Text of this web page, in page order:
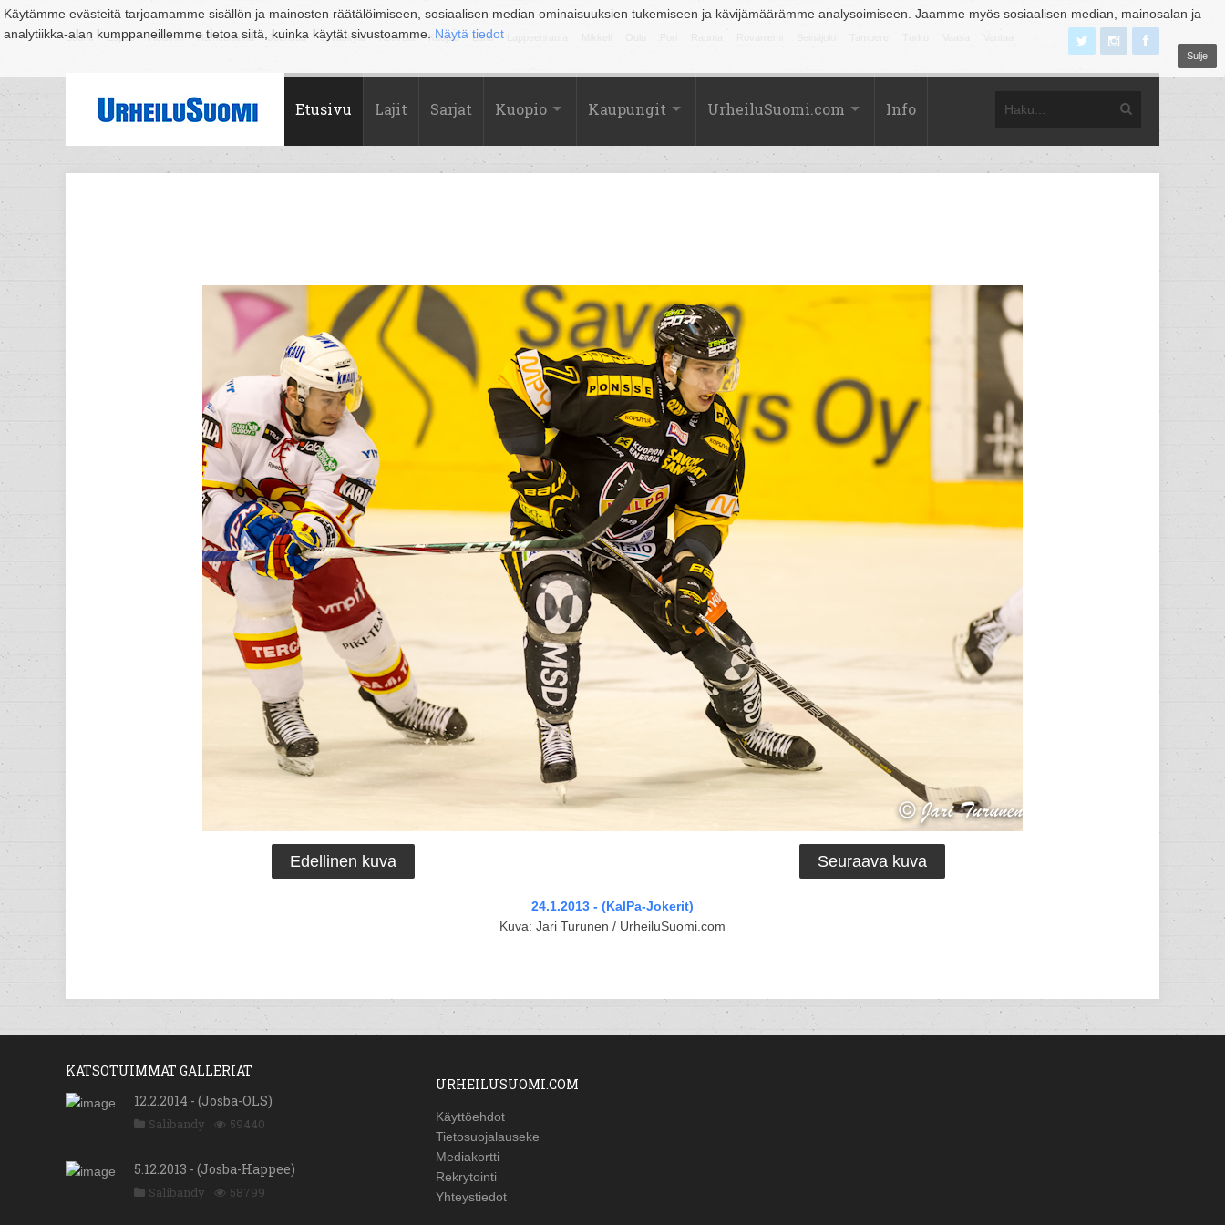
Käytämme evästeitä tarjoamamme sisällön ja mainosten räätälöimiseen, sosiaalisen median ominaisuuksien tukemiseen ja kävijämäärämme analysoimiseen. Jaamme myös sosiaalisen median, mainosalan ja
analytiikka-alan kumppaneillemme tietoa siitä, kuinka käytät sivustoamme. Näytä tiedot
Sulje
Suomi Espoo Helsinki Hämeenlinna Joensuu Jyväskylä Kouvola Kuopio Lahti
Etusivu Lajit Sarjat Kuopio Kaupungit UrheiluSuomi.com Info
Edellinen kuva Seuraava kuva
24.1.2013 - (KalPa-Jokerit)
Kuva: Jari Turunen / UrheiluSuomi.com
KATSOTUIMMAT GALLERIAT
12.2.2014 - (Josba-OLS)
Salibandy 59440
5.12.2013 - (Josba-Happee)
Salibandy 58799
URHEILUSUOMI.COM
Käyttöehdot
Tietosuojalauseke
Mediakortti
Rekrytointi
Yhteystiedot